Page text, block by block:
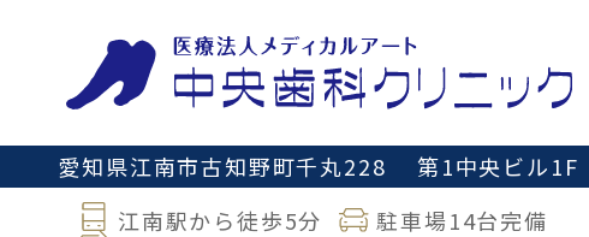
愛知県江南市古知野町千丸228
第1中央ビル1F
江南駅から徒歩5分
駐車場14台完備